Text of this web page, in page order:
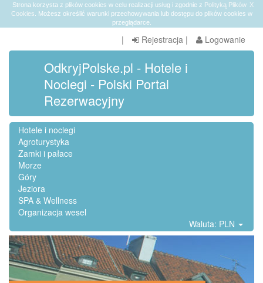
X
Strona korzysta z plików cookies w celu realizacji usług i zgodnie z Polityką Plików
Cookies . Możesz określić warunki przechowywania lub dostępu do plików cookies w
przeglądarce.
| Rejestracja | Logowanie
OdkryjPolske.pl - Hotele i
Noclegi - Polski Portal
Rezerwacyjny
Hotele i noclegi
Agroturystyka
Zamki i pałace
Morze
Góry
Jeziora
SPA & Wellness
Organizacja wesel
Waluta: PLN